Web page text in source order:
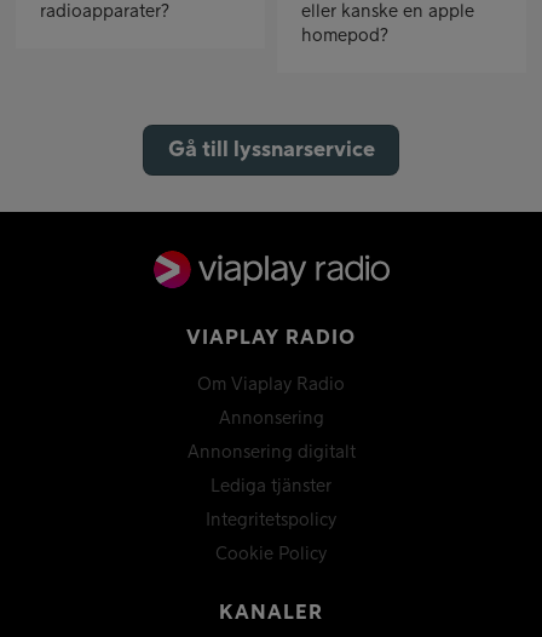
radioapparater?
eller kanske en apple
homepod?
Gå till lyssnarservice
VIAPLAY RADIO
Om Viaplay Radio
Annonsering
Annonsering digitalt
Lediga tjänster
Integritetspolicy
Cookie Policy
KANALER